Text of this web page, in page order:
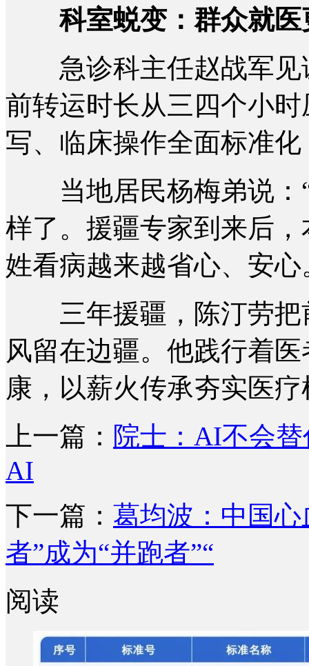
科室蜕变：群众就医
急诊科主任赵战军见
前转运时长从三四个小
写、临床操作全面标准
当地居民杨梅弟说：“
样了。援疆专家到来后
姓看病越来越省心、安心
三年援疆，陈汀劳把
风留在边疆。他践行着
康，以薪火传承夯实医
上一篇： 院士：AI不会
AI
下一篇： 葛均波：中国
者”成为“并跑者”“
阅读